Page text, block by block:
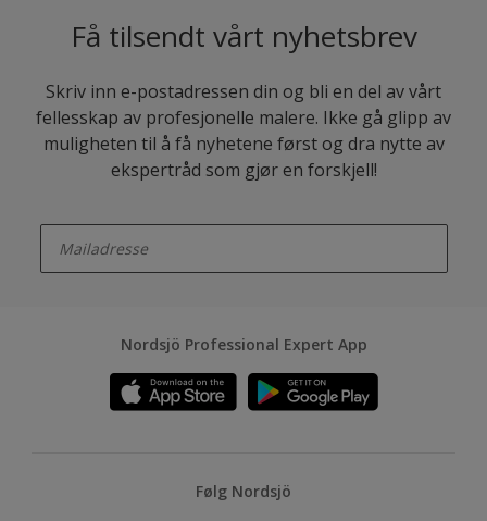
Få tilsendt vårt nyhetsbrev
Skriv inn e-postadressen din og bli en del av vårt
fellesskap av profesjonelle malere. Ikke gå glipp av
muligheten til å få nyhetene først og dra nytte av
ekspertråd som gjør en forskjell!
Nordsjö Professional Expert App
Følg Nordsjö